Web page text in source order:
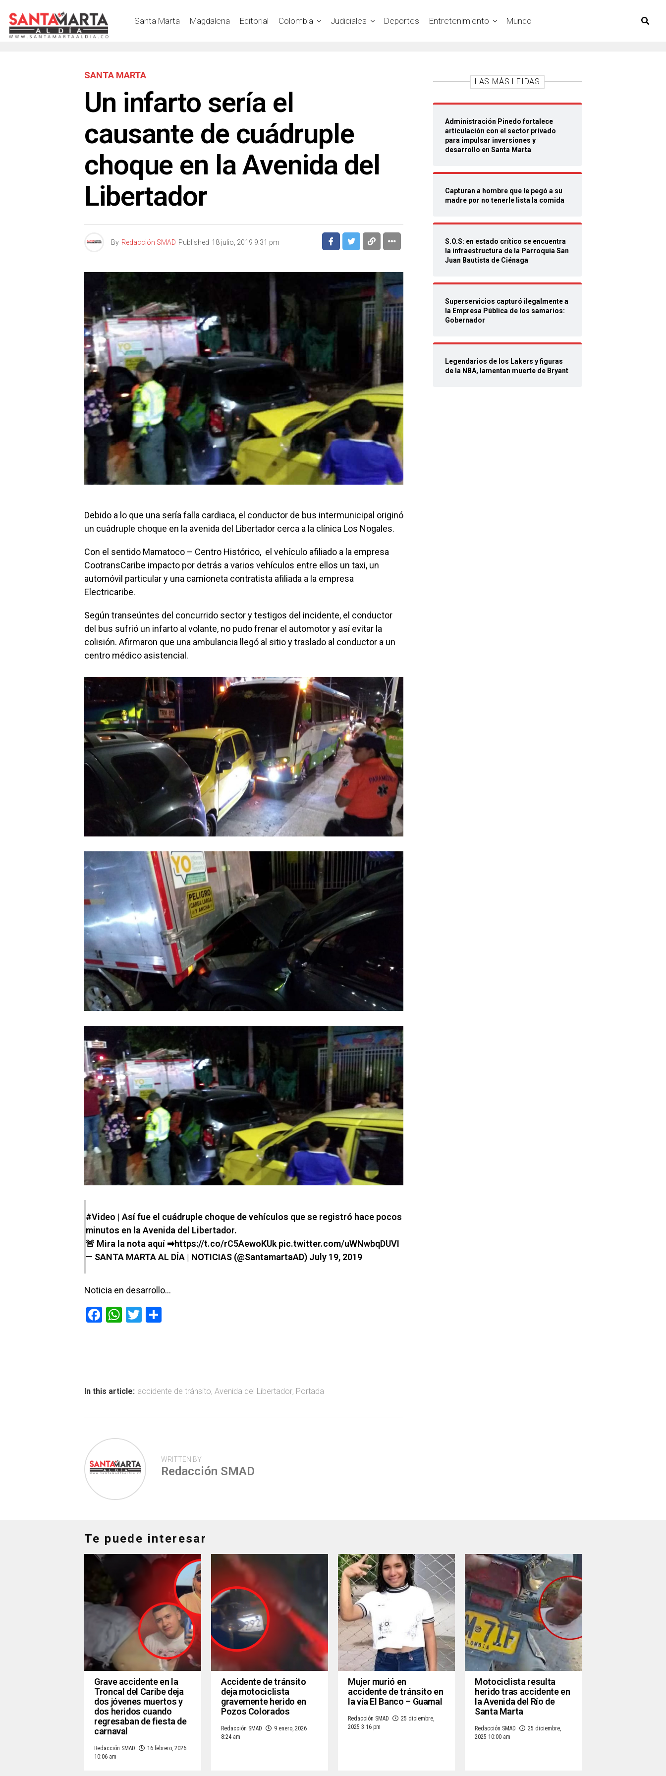
Santa Marta Magdalena Editorial Colombia Judiciales Deportes Entretenimiento Mundo
SANTA MARTA
Un infarto sería el
causante de cuádruple
choque en la Avenida del
Libertador
By Redacción SMAD Published 18 julio, 2019 9:31 pm
Debido a lo que una sería falla cardiaca, el conductor de bus intermunicipal originó
un cuádruple choque en la avenida del Libertador cerca a la clínica Los Nogales.
Con el sentido Mamatoco – Centro Histórico, el vehículo afiliado a la empresa
CootransCaribe impacto por detrás a varios vehículos entre ellos un taxi, un
automóvil particular y una camioneta contratista afiliada a la empresa
Electricaribe.
Según transeúntes del concurrido sector y testigos del incidente, el conductor
del bus sufrió un infarto al volante, no pudo frenar el automotor y así evitar la
colisión. Afirmaron que una ambulancia llegó al sitio y traslado al conductor a un
centro médico asistencial.
#Video | Así fue el cuádruple choque de vehículos que se registró hace pocos
minutos en la Avenida del Libertador.
🚨 Mira la nota aquí ➡https://t.co/rC5AewoKUk pic.twitter.com/uWNwbqDUVI
— SANTA MARTA AL DÍA | NOTICIAS (@SantamartaAD) July 19, 2019
Noticia en desarrollo…
F
ok
W
p
T
tir
In this article: accidente de tránsito, Avenida del Libertador, Portada
WRITTEN BY
Redacción SMAD
LAS MÁS LEIDAS
Administración Pinedo fortalece
articulación con el sector privado
para impulsar inversiones y
desarrollo en Santa Marta
Capturan a hombre que le pegó a su
madre por no tenerle lista la comida
S.O.S: en estado crítico se encuentra
la infraestructura de la Parroquia San
Juan Bautista de Ciénaga
Superservicios capturó ilegalmente a
la Empresa Pública de los samarios:
Gobernador
Legendarios de los Lakers y figuras
de la NBA, lamentan muerte de Bryant
Te puede interesar
Grave accidente en la
Troncal del Caribe deja
dos jóvenes muertos y
dos heridos cuando
regresaban de fiesta de
carnaval
Redacción SMAD
16 febrero, 2026
10:06 am
Accidente de tránsito
deja motociclista
gravemente herido en
Pozos Colorados
Redacción SMAD
9 enero, 2026
8:24 am
Mujer murió en
accidente de tránsito en
la vía El Banco – Guamal
Redacción SMAD
25 diciembre,
2025 3:16 pm
Motociclista resulta
herido tras accidente en
la Avenida del Río de
Santa Marta
Redacción SMAD
25 diciembre,
2025 10:00 am